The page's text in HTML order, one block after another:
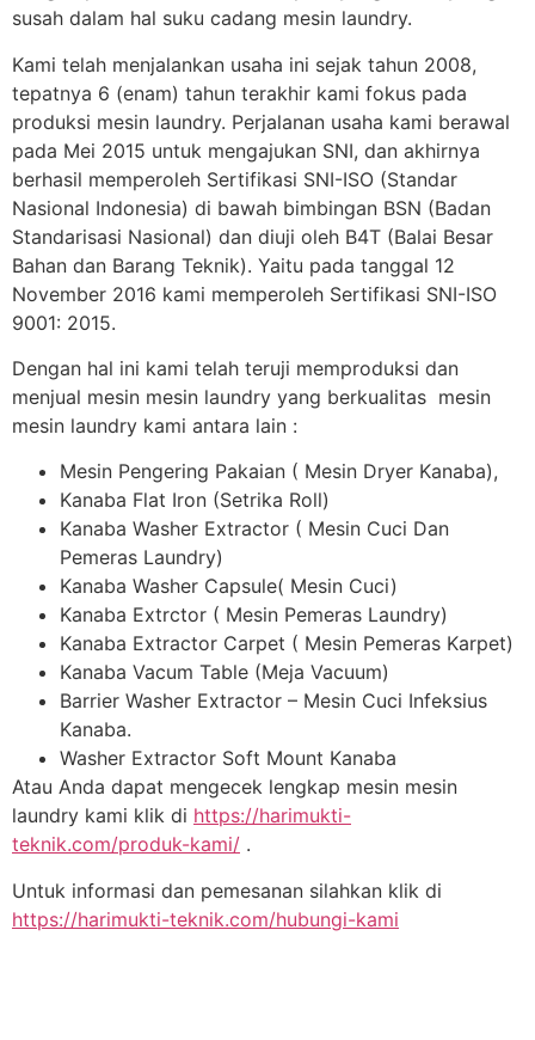
susah dalam hal suku cadang mesin laundry.
Kami telah menjalankan usaha ini sejak tahun 2008,
tepatnya 6 (enam) tahun terakhir kami fokus pada
produksi mesin laundry. Perjalanan usaha kami berawal
pada Mei 2015 untuk mengajukan SNI, dan akhirnya
berhasil memperoleh Sertifikasi SNI-ISO (Standar
Nasional Indonesia) di bawah bimbingan BSN (Badan
Standarisasi Nasional) dan diuji oleh B4T (Balai Besar
Bahan dan Barang Teknik). Yaitu pada tanggal 12
November 2016 kami memperoleh Sertifikasi SNI-ISO
9001: 2015.
Dengan hal ini kami telah teruji memproduksi dan
menjual mesin mesin laundry yang berkualitas mesin
mesin laundry kami antara lain :
Mesin Pengering Pakaian ( Mesin Dryer Kanaba),
Kanaba Flat Iron (Setrika Roll)
Kanaba Washer Extractor ( Mesin Cuci Dan
Pemeras Laundry)
Kanaba Washer Capsule( Mesin Cuci)
Kanaba Extrctor ( Mesin Pemeras Laundry)
Kanaba Extractor Carpet ( Mesin Pemeras Karpet)
Kanaba Vacum Table (Meja Vacuum)
Barrier Washer Extractor – Mesin Cuci Infeksius
Kanaba.
Washer Extractor Soft Mount Kanaba
Atau Anda dapat mengecek lengkap mesin mesin
laundry kami klik di https://harimukti-
teknik.com/produk-kami/ .
Untuk informasi dan pemesanan silahkan klik di
https://harimukti-teknik.com/hubungi-kami